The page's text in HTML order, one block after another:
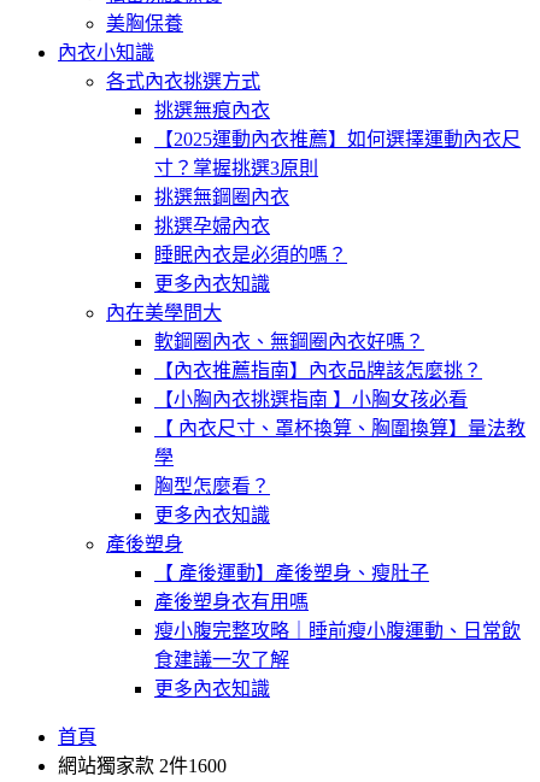
美胸保養
內衣小知識
各式內衣挑選方式
挑選無痕內衣
【2025運動內衣推薦】如何選擇運動內衣尺
寸？掌握挑選3原則
挑選無鋼圈內衣
挑選孕婦內衣
睡眠內衣是必須的嗎？
更多內衣知識
內在美學問大
軟鋼圈內衣、無鋼圈內衣好嗎？
【內衣推薦指南】內衣品牌該怎麼挑？
【小胸內衣挑選指南 】小胸女孩必看
【 內衣尺寸、罩杯換算、胸圍換算】量法教
學
胸型怎麼看？
更多內衣知識
產後塑身
【 產後運動】產後塑身、瘦肚子
產後塑身衣有用嗎
瘦小腹完整攻略｜睡前瘦小腹運動、日常飲
食建議一次了解
更多內衣知識
首頁
網站獨家款 2件1600